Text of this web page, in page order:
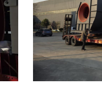
INDUSTRIELLE LÜFTUNG & ABLUFT | SONDERANFERTIGUNGEN FÜR HOCHTEMPERATUR- & KORROSIONSVENTILATOREN | STAUBABSAUGUNG & LUFTREINIGUNG